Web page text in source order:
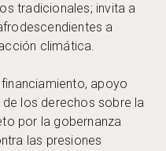
tradicionales; invita a
a
climática.
apoyo
los derechos sobre la
por la gobernanza
las presiones